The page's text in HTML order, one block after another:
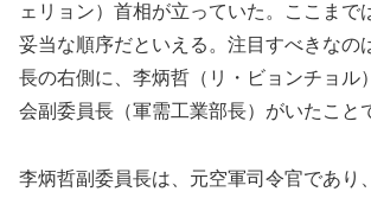
ェリョン）首相が立っていた。ここまで
妥当な順序だといえる。注目すべきなの
長の右側に、李炳哲（リ・ビョンチョル
会副委員長（軍需工業部長）がいたこと
李炳哲副委員長は、元空軍司令官であり